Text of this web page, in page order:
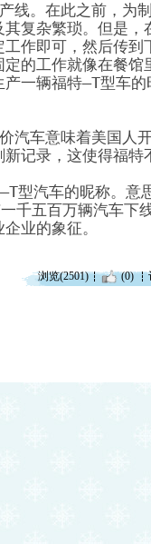
线。在此之前，为
复杂繁琐。但是，
作即可，然后传
的工作就像在餐馆
一辆福特—T型车
汽车意味着美国人
记录，这使得福特
汽车的昵称。意
千五百万辆汽车下
业的象征。
浏览(2501) (0)